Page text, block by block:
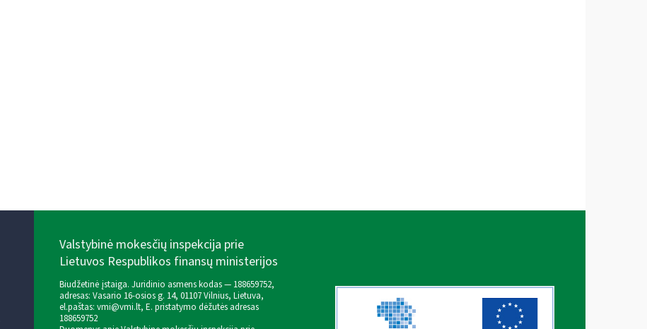
Valstybinė mokesčių inspekcija prie
Lietuvos Respublikos finansų ministerijos
Biudžetinė įstaiga. Juridinio asmens kodas — 188659752,
adresas: Vasario 16-osios g. 14, 01107 Vilnius, Lietuva,
el.paštas: vmi@vmi.lt, E. pristatymo dėžutės adresas
188659752